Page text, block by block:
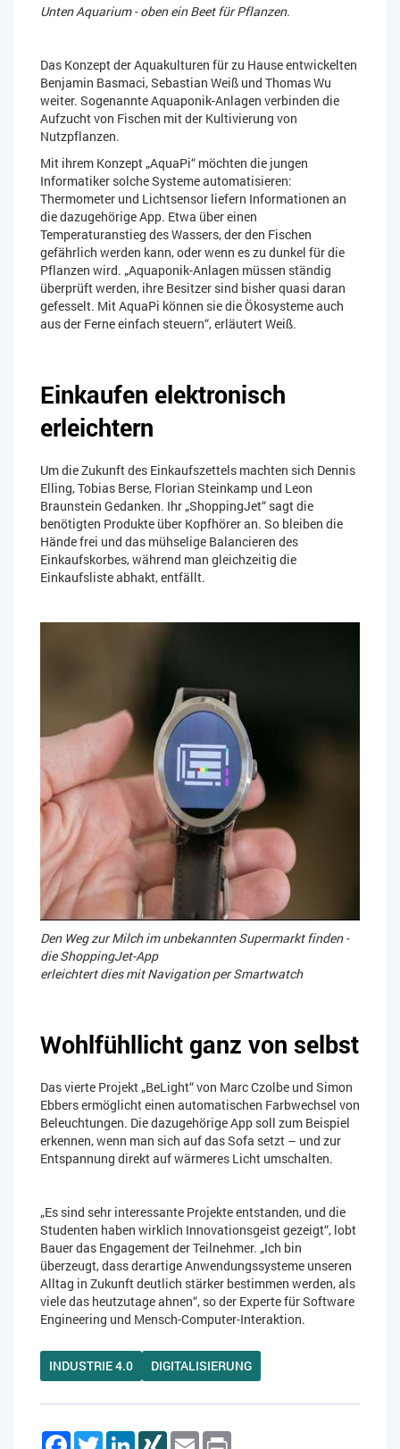
Unten Aquarium - oben ein Beet für Pflanzen.
Das Konzept der Aquakulturen für zu Hause entwickelten
Benjamin Basmaci, Sebastian Weiß und Thomas Wu
weiter. Sogenannte Aquaponik-Anlagen verbinden die
Aufzucht von Fischen mit der Kultivierung von
Nutzpflanzen.
Mit ihrem Konzept „AquaPi“ möchten die jungen
Informatiker solche Systeme automatisieren:
Thermometer und Lichtsensor liefern Informationen an
die dazugehörige App. Etwa über einen
Temperaturanstieg des Wassers, der den Fischen
gefährlich werden kann, oder wenn es zu dunkel für die
Pflanzen wird. „Aquaponik-Anlagen müssen ständig
überprüft werden, ihre Besitzer sind bisher quasi daran
gefesselt. Mit AquaPi können sie die Ökosysteme auch
aus der Ferne einfach steuern“, erläutert Weiß.
Einkaufen elektronisch
erleichtern
Um die Zukunft des Einkaufszettels machten sich Dennis
Elling, Tobias Berse, Florian Steinkamp und Leon
Braunstein Gedanken. Ihr „ShoppingJet“ sagt die
benötigten Produkte über Kopfhörer an. So bleiben die
Hände frei und das mühselige Balancieren des
Einkaufskorbes, während man gleichzeitig die
Einkaufsliste abhakt, entfällt.
Den Weg zur Milch im unbekannten Supermarkt finden -
die ShoppingJet-App
erleichtert dies mit Navigation per Smartwatch
Wohlfühllicht ganz von selbst
Das vierte Projekt „BeLight“ von Marc Czolbe und Simon
Ebbers ermöglicht einen automatischen Farbwechsel von
Beleuchtungen. Die dazugehörige App soll zum Beispiel
erkennen, wenn man sich auf das Sofa setzt – und zur
Entspannung direkt auf wärmeres Licht umschalten.
„Es sind sehr interessante Projekte entstanden, und die
Studenten haben wirklich Innovationsgeist gezeigt“, lobt
Bauer das Engagement der Teilnehmer. „Ich bin
überzeugt, dass derartige Anwendungssysteme unseren
Alltag in Zukunft deutlich stärker bestimmen werden, als
viele das heutzutage ahnen“, so der Experte für Software
Engineering und Mensch-Computer-Interaktion.
INDUSTRIE 4.0 DIGITALISIERUNG
FacebookTwitterLinkedInXING Email